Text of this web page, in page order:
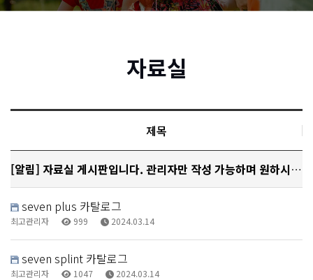
자료실
제목
[알림] 자료실 게시판입니다. 관리자만 작성 가능하며 원하시는 …
seven plus 카탈로그
최고관리자 999 2024.03.14
seven splint 카탈로그
최고관리자 1047 2024.03.14